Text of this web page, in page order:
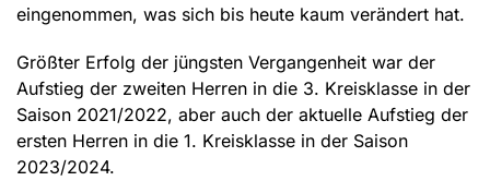
eingenommen, was sich bis heute kaum verändert hat.
Größter Erfolg der jüngsten Vergangenheit war der
Aufstieg der zweiten Herren in die 3. Kreisklasse in der
Saison 2021/2022, aber auch der aktuelle Aufstieg der
ersten Herren in die 1. Kreisklasse in der Saison
2023/2024.